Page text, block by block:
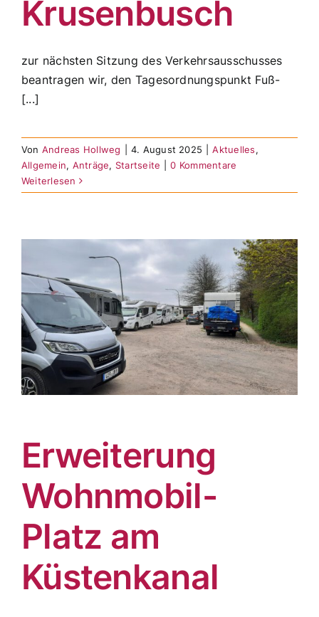
Krusenbusch
zur nächsten Sitzung des Verkehrsausschusses
beantragen wir, den Tagesordnungspunkt Fuß-
[...]
Von Andreas Hollweg 4. August 2025 Aktuelles,
Allgemein, Anträge, Startseite
0 Kommentare
Weiterlesen
Erweiterung
Wohnmobil-
Platz am
Küstenkanal